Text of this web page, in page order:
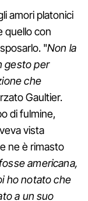
amori platonici
quello con
"Non la
gesto per
che
Gaultier.
di fulmine,
vista
e ne è rimasto
americana,
ho notato che
a un suo